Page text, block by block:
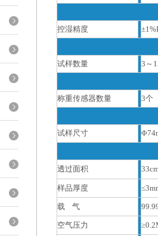
控湿精度
试样数量 3～
称重传感器数量 3个
试样尺寸
透过面积
样品厚度
载 气
空气压力